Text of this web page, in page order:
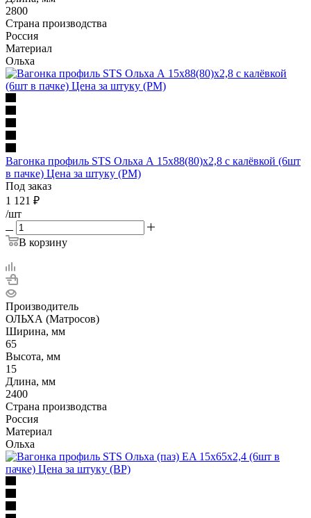
2800
Страна производства
Россия
Материал
Ольха
Вагонка профиль STS Ольха А 15х88(80)х2,8 с калёвкой (6шт
в пачке) Цена за штуку (РМ)
Под заказ
1 121 ₽
/шт
В корзину
Производитель
ОЛЬХА (Матросов)
Ширина, мм
65
Высота, мм
15
Длина, мм
2400
Страна производства
Россия
Материал
Ольха